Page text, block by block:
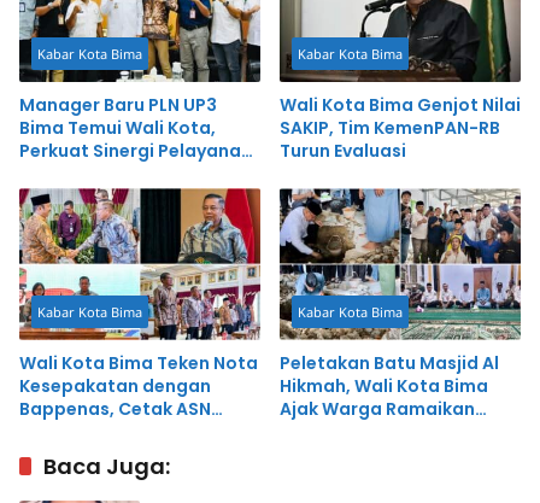
Kabar Kota Bima
Manager Baru PLN UP3
Bima Temui Wali Kota,
Perkuat Sinergi Pelayanan
Kabar Kota Bima
Wali Kota Bima Genjot Nilai
SAKIP, Tim KemenPAN-RB
Turun Evaluasi
Kabar Kota Bima
Wali Kota Bima Teken Nota
Kesepakatan dengan
Bappenas, Cetak ASN
untuk Percepat
Pembangunan
Kabar Kota Bima
Peletakan Batu Masjid Al
Hikmah, Wali Kota Bima
Ajak Warga Ramaikan
Baca Juga: